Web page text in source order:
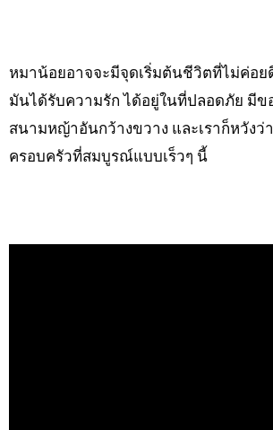
หมาน้อยอาจจะมีจุดเริ่มต้นชีวิตที่ไม่ค่อ
มันได้รับความรัก ได้อยู่ในที่ปลอดภัย มีข
สนามหญ้าอันกว้างขวาง และเราก็หวัง
ครอบครัวที่สมบูรณ์แบบเร็วๆ นี้